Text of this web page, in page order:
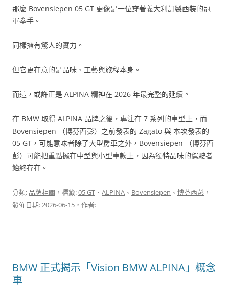
那麼 Bovensiepen 05 GT 更像是一位穿著義大利訂製西裝的冠
軍拳手。
同樣擁有驚人的實力。
但它更在意的是品味、工藝與旅程本身。
而這，或許正是 ALPINA 精神在 2026 年最完整的延續。
在 BMW 取得 ALPINA 品牌之後，專注在 7 系列的車型上，而
Bovensiepen （博芬西彭）之前發表的 Zagato 與 本次發表的
05 GT，可能意味者除了大型房車之外，Bovensiepen （博芬西
彭）可能把重點擺在中型與小型車款上，因為獨特品味的駕駛者
始終存在。
分類: 品牌相關 ，標籤:05 GT 、 ALPINA 、 Bovensiepen 、 博芬西彭 ，
發佈日期:2026-06-15 ，作者:
BMW 正式揭示「Vision BMW ALPINA」概念
車